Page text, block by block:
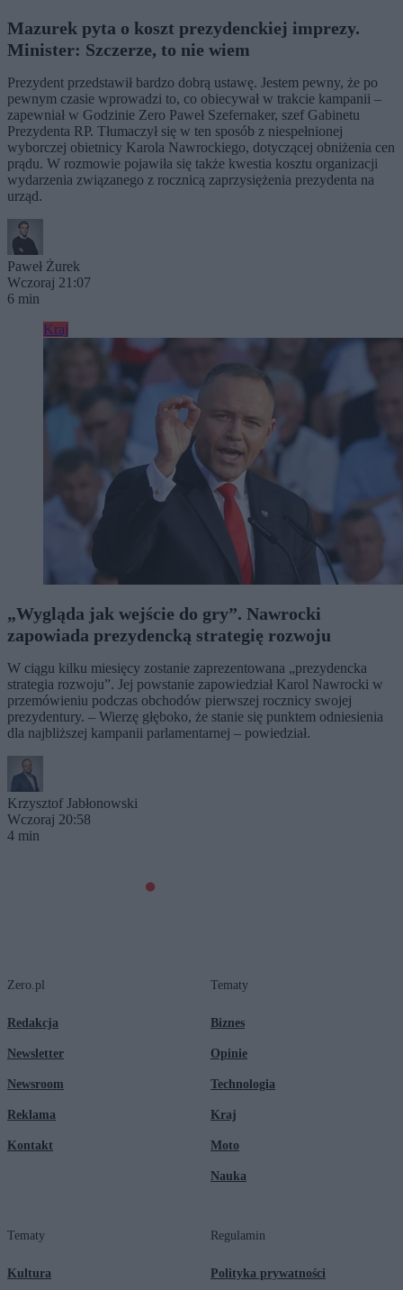
Mazurek pyta o koszt prezydenckiej imprezy.
Minister: Szczerze, to nie wiem
Prezydent przedstawił bardzo dobrą ustawę. Jestem pewny, że po
pewnym czasie wprowadzi to, co obiecywał w trakcie kampanii –
zapewniał w Godzinie Zero Paweł Szefernaker, szef Gabinetu
Prezydenta RP. Tłumaczył się w ten sposób z niespełnionej
wyborczej obietnicy Karola Nawrockiego, dotyczącej obniżenia cen
prądu. W rozmowie pojawiła się także kwestia kosztu organizacji
wydarzenia związanego z rocznicą zaprzysiężenia prezydenta na
urząd.
Paweł Żurek
Wczoraj 21:07
6 min
Kraj
„Wygląda jak wejście do gry”. Nawrocki
zapowiada prezydencką strategię rozwoju
W ciągu kilku miesięcy zostanie zaprezentowana „prezydencka
strategia rozwoju”. Jej powstanie zapowiedział Karol Nawrocki w
przemówieniu podczas obchodów pierwszej rocznicy swojej
prezydentury. – Wierzę głęboko, że stanie się punktem odniesienia
dla najbliższej kampanii parlamentarnej – powiedział.
Krzysztof Jabłonowski
Wczoraj 20:58
4 min
Zero.pl
Redakcja
Newsletter
Newsroom
Reklama
Kontakt
Tematy
Biznes
Opinie
Technologia
Kraj
Moto
Nauka
Tematy
Kultura
Regulamin
Polityka prywatności